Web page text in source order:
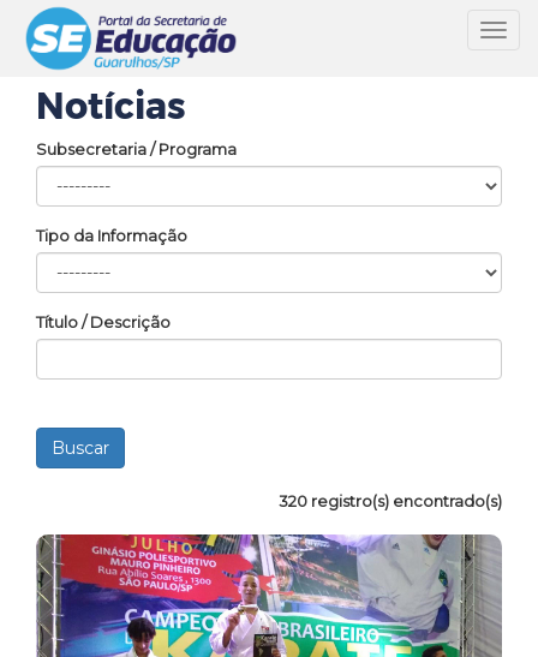
Notícias
Subsecretaria / Programa
Tipo da Informação
Título / Descrição
320 registro(s) encontrado(s)